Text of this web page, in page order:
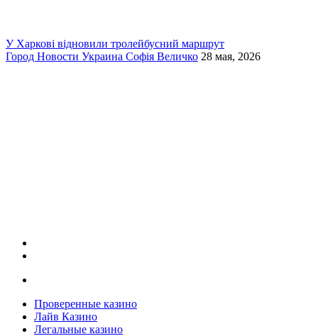
У Харкові відновили тролейбусний маршрут
Город Новости Украина Софія Величко 28 мая, 2026
Проверенные казино
Лайв Казино
Легальные казино